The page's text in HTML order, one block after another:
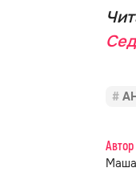
Автор